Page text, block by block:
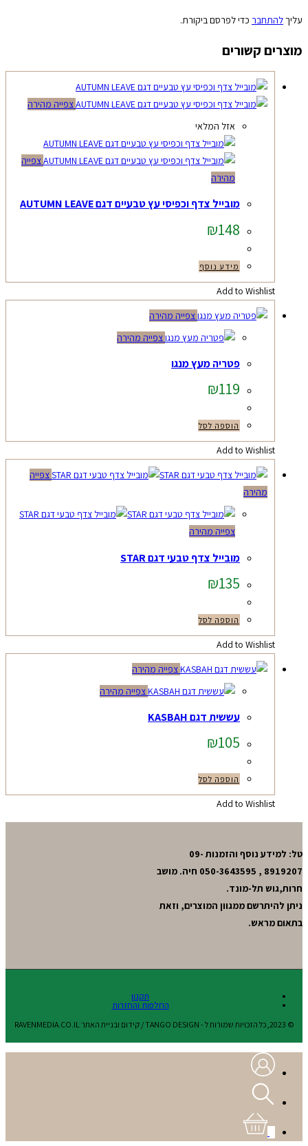
עליךלהתחבר כדי לפרסם ביקורת.
מוצרים קשורים
צפייה מהירה
אזל המלאי
צפייה
מהירה
מובייל צדף וכפיסי עץ טבעיים דגם AUTUMN LEAVE
₪148
מידע נוסף
Add to Wishlist
צפייה מהירה
צפייה מהירה
פטריה מעץ מנגו
₪119
הוספה לסל
Add to Wishlist
צפייה
מהירה
צפייה מהירה
מובייל צדף טבעי דגם STAR
₪135
הוספה לסל
Add to Wishlist
צפייה מהירה
צפייה מהירה
עששית דגם KASBAH
₪105
הוספה לסל
Add to Wishlist
טל: למידע נוסף והזמנות 09-
8919207 , 050-3643595 חיה. מושב
חרות,גוש תל-מונד.
ניתן להיתרשם ממגוון המוצרים, וזאת
בתאום מראש.
תקנון
החלפות והחזרות
© 2023,כל הזכויות שמורות ל - TANGO DESIGN / קידום ובניית האתר RAVENMEDIA.CO.IL